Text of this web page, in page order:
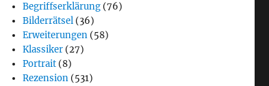
Begriffserklärung (76)
Bilderrätsel (36)
Erweiterungen (58)
Klassiker (27)
Portrait (8)
Rezension (531)